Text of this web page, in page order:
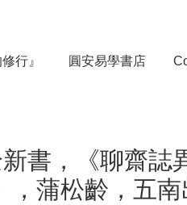
行』 圓安易學書店
新書，《聊齋誌
，蒲松齡，五南